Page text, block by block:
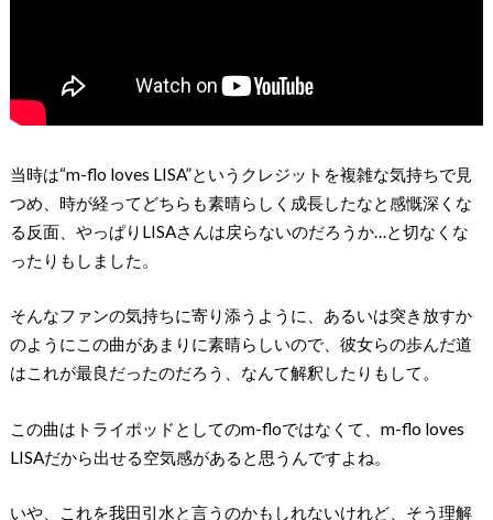
当時は“m-flo loves LISA”というクレジットを複雑な気持ちで見
つめ、時が経ってどちらも素晴らしく成長したなと感慨深くな
る反面、やっぱりLISAさんは戻らないのだろうか…と切なくな
ったりもしました。
そんなファンの気持ちに寄り添うように、あるいは突き放すか
のようにこの曲があまりに素晴らしいので、彼女らの歩んだ道
はこれが最良だったのだろう、なんて解釈したりもして。
この曲はトライポッドとしてのm-floではなくて、m-flo loves
LISAだから出せる空気感があると思うんですよね。
いや、これを我田引水と言うのかもしれないけれど、そう理解